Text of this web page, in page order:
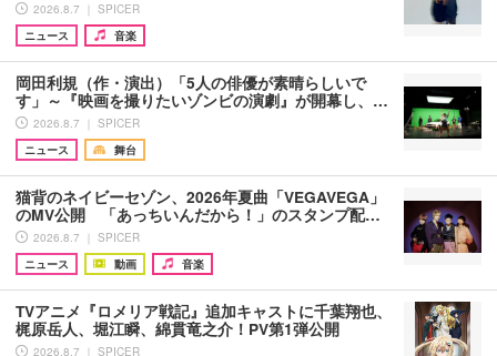
2026.8.7 ｜ SPICER
ニュース
音楽
岡田利規（作・演出）「5人の俳優が素晴らしいで
す」～『映画を撮りたいゾンビの演劇』が開幕し、…
2026.8.7 ｜ SPICER
ニュース
舞台
猫背のネイビーセゾン、2026年夏曲「VEGAVEGA」
のMV公開 「あっちいんだから！」のスタンプ配…
2026.8.7 ｜ SPICER
ニュース
動画 音楽
TVアニメ『ロメリア戦記』追加キャストに千葉翔也、
梶原岳人、堀江瞬、綿貫竜之介！PV第1弾公開
2026.8.7 ｜ SPICER